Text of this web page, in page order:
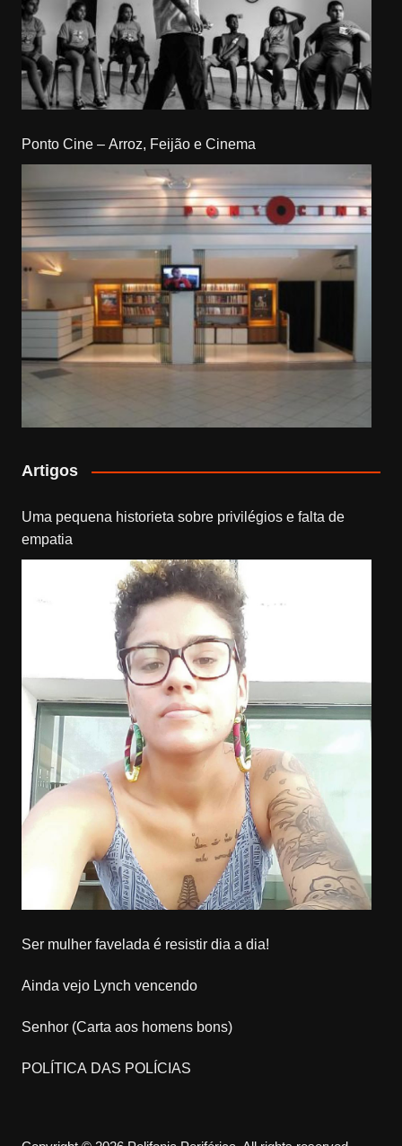
Ponto Cine – Arroz, Feijão e Cinema
Artigos
Uma pequena historieta sobre privilégios e falta de
empatia
Ser mulher favelada é resistir dia a dia!
Ainda vejo Lynch vencendo
Senhor (Carta aos homens bons)
POLÍTICA DAS POLÍCIAS